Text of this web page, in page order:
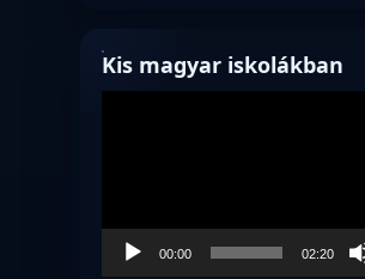
Kis magyar iskolákban
00:00 02:20